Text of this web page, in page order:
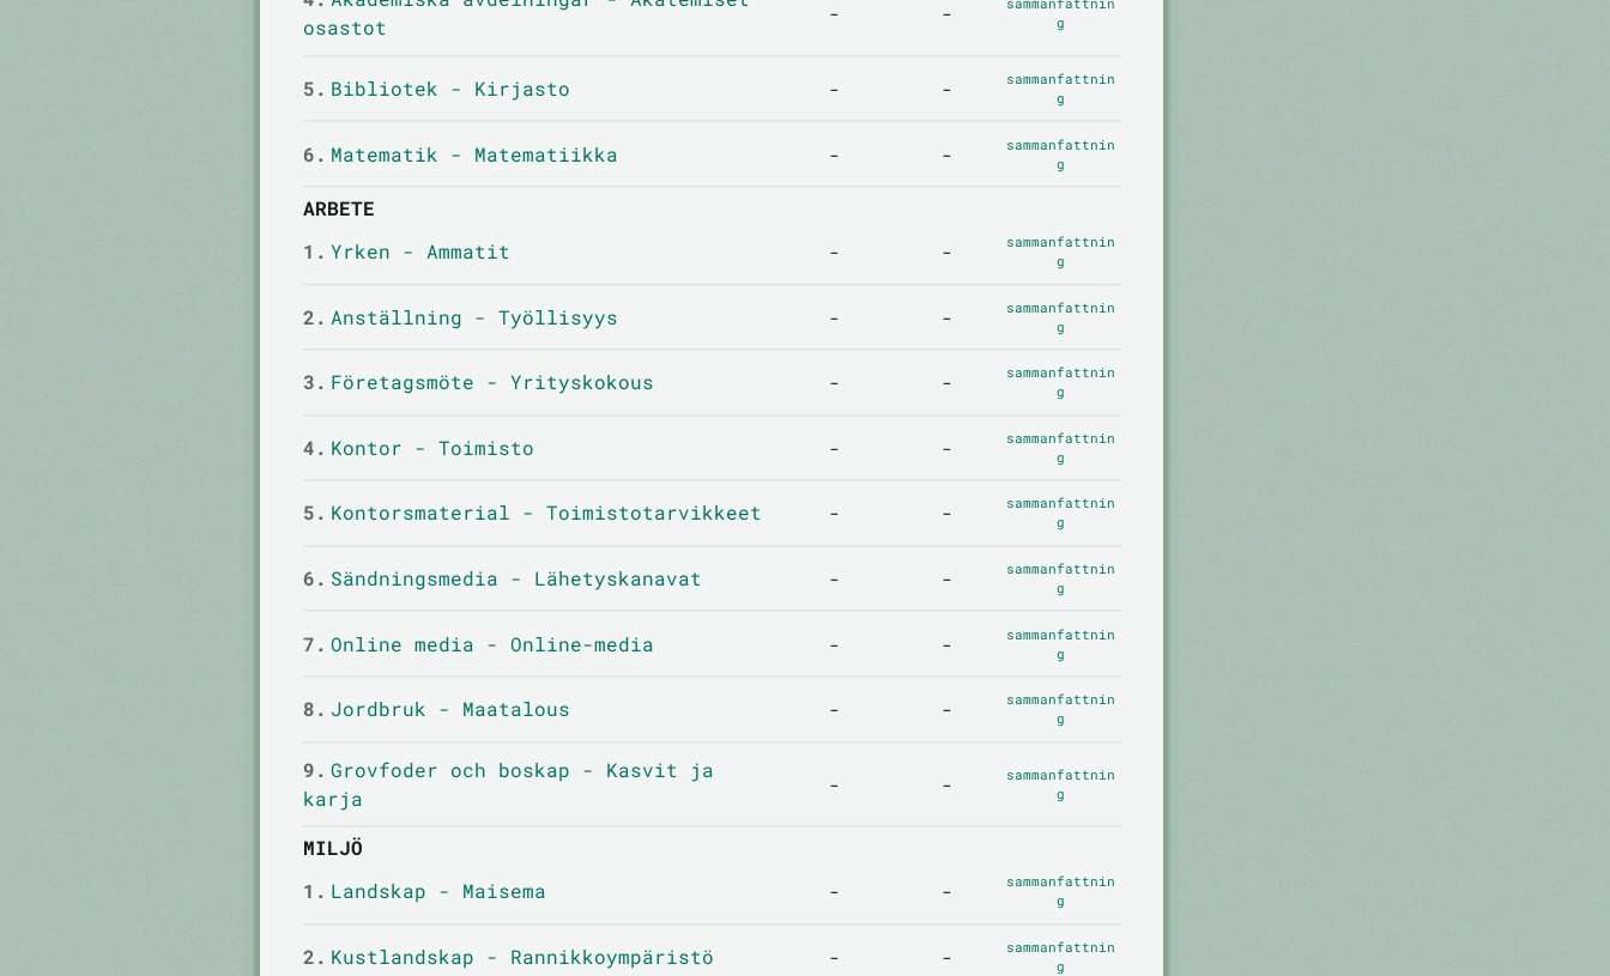
osastot
- -
g
5. Bibliotek - Kirjasto - -
sammanfattnin
g
6. Matematik - Matematiikka - -
sammanfattnin
g
ARBETE
1. Yrken - Ammatit - -
sammanfattnin
g
2. Anställning - Työllisyys - -
sammanfattnin
g
3. Företagsmöte - Yrityskokous - -
sammanfattnin
g
4. Kontor - Toimisto - -
sammanfattnin
g
5. Kontorsmaterial - Toimistotarvikkeet - -
sammanfattnin
g
6. Sändningsmedia - Lähetyskanavat - -
sammanfattnin
g
7. Online media - Online-media - -
sammanfattnin
g
8. Jordbruk - Maatalous - -
sammanfattnin
g
9. Grovfoder och boskap - Kasvit ja
karja
- -
sammanfattnin
g
MILJÖ
1. Landskap - Maisema - -
sammanfattnin
g
2. Kustlandskap - Rannikkoympäristö - -
sammanfattnin
g